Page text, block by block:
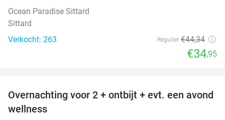
Ocean Paradise Sittard
Sittard
Verkocht: 263
Regulier €44,34
€34,95
21%
Overnachting voor 2 + ontbijt + evt. een avond
wellness